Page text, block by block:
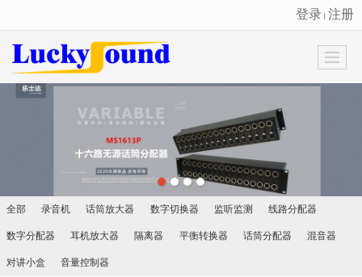
很遗憾，因您的浏览器版本过低导致无法获得最佳浏览体验，推荐下载安装谷歌浏览器！
登录 丨 注册
全部 录音机 话筒放大器 数字切换器 监听监测
线路分配器
数字分配器
耳机放大器 隔离器 平衡转换器 话筒分配器
混音器
对讲小盒
音量控制器